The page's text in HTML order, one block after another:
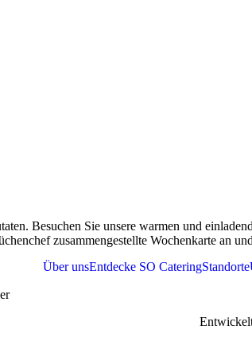
Besuchen Sie unsere warmen und
zusammengestellte Wochenkarte an
Über unsEntdecke SO CateringStandorte